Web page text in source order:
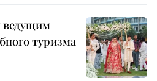
ведущим
туризма